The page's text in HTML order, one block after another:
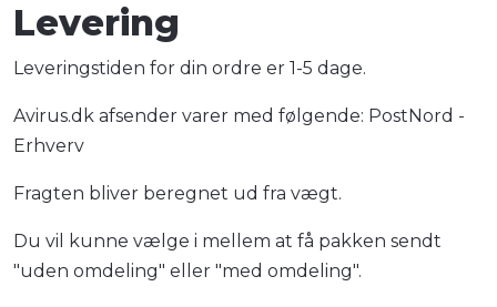
Levering
Leveringstiden for din ordre er 1-5 dage.
Avirus.dk afsender varer med følgende: PostNord -
Erhverv
Fragten bliver beregnet ud fra vægt.
Du vil kunne vælge i mellem at få pakken sendt
"uden omdeling" eller "med omdeling".